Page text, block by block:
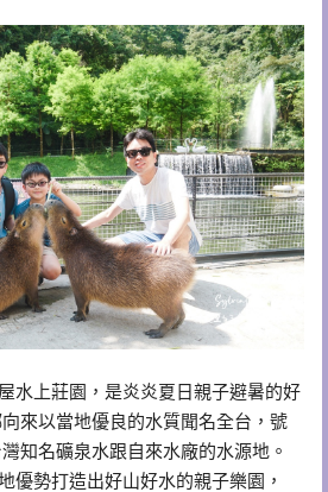
水上莊園，是炎炎夏日親子避暑的好
來以當地優良的水質聞名全台，號
知名礦泉水跟自來水廠的水源地。
優勢打造出好山好水的親子樂園，